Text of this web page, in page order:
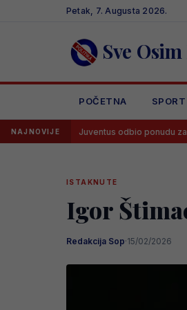
Petak, 7. Augusta 2026.
Sve
POČETNA SPORT
NAJNOVIJE
Juventus odbio ponudu za Bosanca, imaju
ISTAKNUTE
Igor
Redakcija Sop·15/02/2026